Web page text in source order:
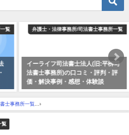
覧 弁護士・法律事務所/司法書士事務所一覧
法律問題の無料相談窓口「日本法
規情報」の口コミ・評判・評価・
解決事例・感想・体験談
士事務所一覧
覧